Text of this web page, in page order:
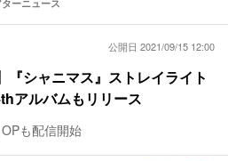
ーニュース
公開日 2021/09/15 12:00
『シャニマス』ストレイライト
アルバムもリリース
も配信開始